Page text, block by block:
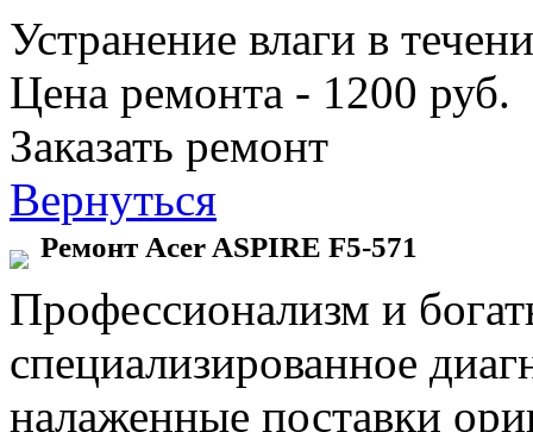
Устранение влаги в
Цена ремонта - 1200 руб.
Заказать ремонт
Вернуться
Ремонт Acer ASPIRE F5-571
Профессионализм и
специализированное
налаженные поставки